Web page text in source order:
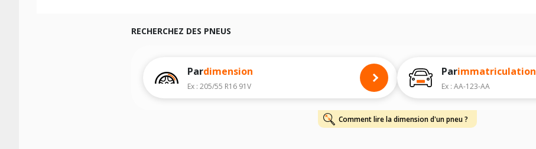
Pour cela, veuillez sélectionner le modèle de votre véhicule ci-dessous :
RECHERCHEZ DES PNEUS
Pardimension
Ex : 205/55 R16 91V
Parimmatriculation
Ex : AA-123-AA
Comment lire la dimension d'un pneu ?